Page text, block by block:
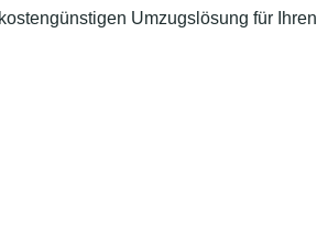
Umzugslösung für Ihren